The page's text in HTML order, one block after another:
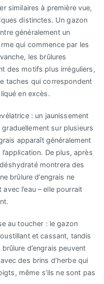
similaires à première vue,
distinctes. Un gazon
généralement un
qui commence par les
les brûlures
des motifs plus irréguliers,
taches qui correspondent
en excès.
: un jaunissement
sur plusieurs
apparaît généralement
De plus, après
montrera des
brûlure d’engrais ne
l’eau – elle pourrait
au toucher : le gazon
et cassant, tandis
d’engrais peuvent
des brins d’herbe qui
même s’ils ne sont pas